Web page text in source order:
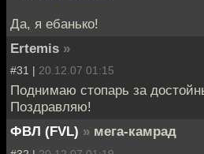
Да, я ебанько!
Ertemis »
#31 | 20.12.07 01:15
Поднимаю стопарь за
Поздравляю!
ФВЛ (FVL) » мега-камрад